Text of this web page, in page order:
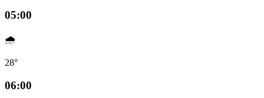
05:00
🌧️
28°
06:00